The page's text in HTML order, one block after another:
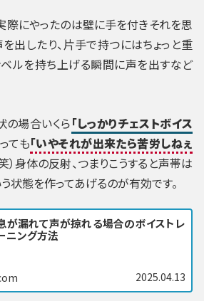
際にやったのは壁に手を付きそれを思
出したり、片手で持つにはちょっと重
ベルを持ち上げる瞬間に声を出すなど
の場合いくら「しっかりチェストボイス
ても「いやそれが出来たら苦労しねぇ
）身体の反射、つまりこうすると声帯は
状態を作ってあげるのが有効です。
が漏れて声が掠れる場合のボイストレ
ニング方法
2025.04.13